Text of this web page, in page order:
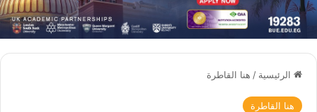
الرئيسية / هنا القاطرة
هنا القاطرة